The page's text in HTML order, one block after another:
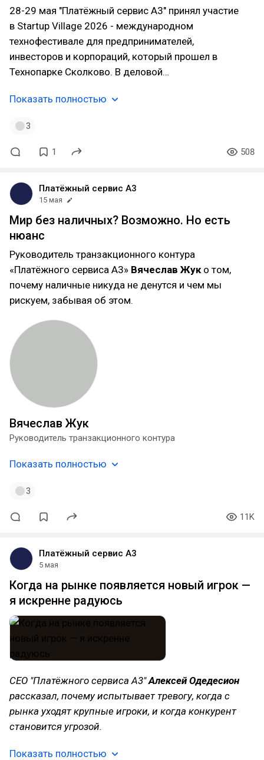
28-29 мая "Платёжный сервис А3" принял участие
в Startup Village 2026 - международном
технофестивале для предпринимателей,
инвесторов и корпораций, который прошел в
Технопарке Сколково. В деловой…
Показать полностью
3
1 508
Платёжный сервис А3
15 мая
Мир без наличных? Возможно. Но есть
нюанс
Руководитель транзакционного контура
«Платёжного сервиса А3» Вячеслав Жуко том,
почему наличные никуда не денутся и чем мы
рискуем, забывая об этом.
Вячеслав Жук
Руководитель транзакционного контура
Показать полностью
3
11K
Платёжный сервис А3
5 мая
Когда на рынке появляется новый игрок —
я искренне радуюсь
CЕО "Платёжного сервиса А3"Алексей Одедесион
рассказал, почему испытывает тревогу, когда с
рынка уходят крупные игроки, и когда конкурент
становится угрозой.
Показать полностью